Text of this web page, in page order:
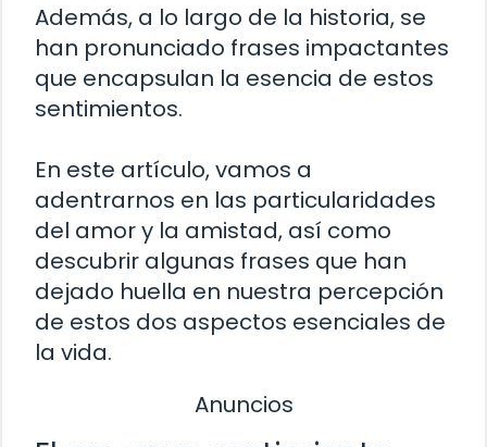
Además, a lo largo de la historia, se
han pronunciado frases impactantes
que encapsulan la esencia de estos
sentimientos.
En este artículo, vamos a
adentrarnos en las particularidades
del amor y la amistad, así como
descubrir algunas frases que han
dejado huella en nuestra percepción
de estos dos aspectos esenciales de
la vida.
Anuncios